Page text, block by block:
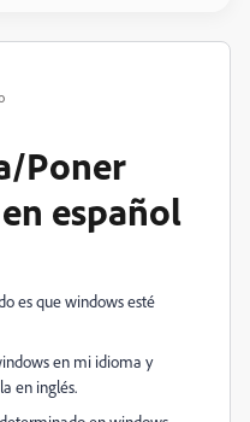
Poner
español
es que windows esté
en mi idioma y
en inglés.